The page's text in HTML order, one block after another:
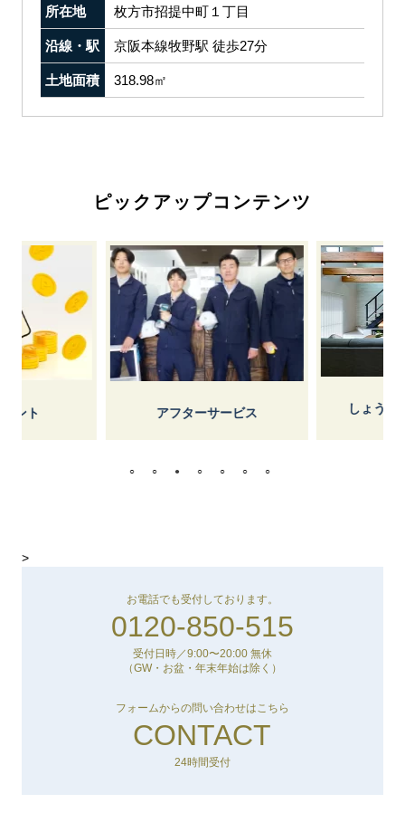
所在地 枚方市招提中町１丁目
沿線・駅 京阪本線牧野駅 徒歩27分
土地面積 318.98㎡
ピックアップコンテンツ
ント アフターサービス しょうけ
>
お電話でも受付しております。
0120-850-515
受付日時／9:00〜20:00 無休
（GW・お盆・年末年始は除く）
フォームからの問い合わせはこちら
CONTACT
24時間受付